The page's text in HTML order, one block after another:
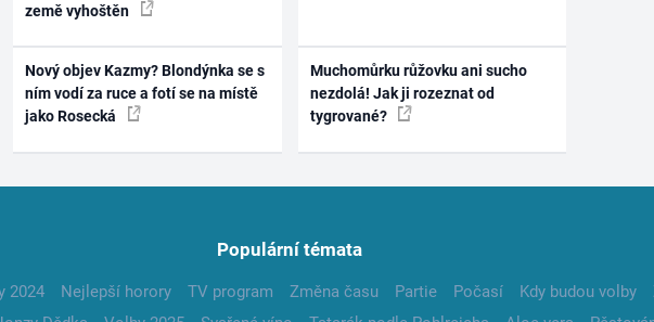
země vyhoštěn
Nový objev Kazmy? Blondýnka se s
ním vodí za ruce a fotí se na místě
jako Rosecká
Muchomůrku růžovku ani sucho
nezdolá! Jak ji rozeznat od
tygrované?
Populární témata
2024 Nejlepší horory TV program Změna času Partie Počasí Kdy budou volby